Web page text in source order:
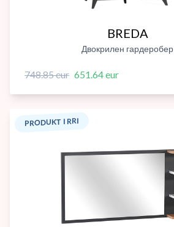
BREDA
Двокрилен гардеробер
748.85 eur 651.64 eur
PRODUKT I RRI